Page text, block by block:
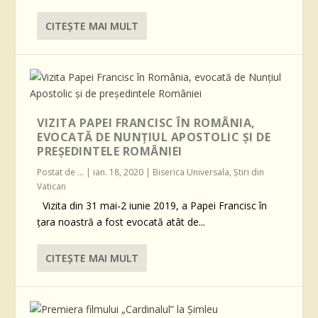
CITEŞTE MAI MULT
VIZITA PAPEI FRANCISC ÎN ROMÂNIA,
EVOCATĂ DE NUNȚIUL APOSTOLIC ȘI DE
PREȘEDINTELE ROMÂNIEI
Postat de ... | ian. 18, 2020 | Biserica Universala,Știri din
Vatican
Vizita din 31 mai-2 iunie 2019, a Papei Francisc în
țara noastră a fost evocată atât de...
CITEŞTE MAI MULT